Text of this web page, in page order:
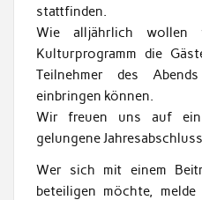
stattfinden.
Wie alljährlich wollen
Kulturprogramm die
Teilnehmer des
einbringen können.
Wir freuen uns auf
gelungene
Wer sich mit einem
beteiligen möchte,